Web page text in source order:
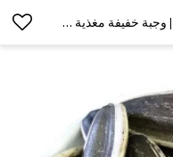
بذور دوار الشمس الصالحة للأكل | وجبة خفيفة مغذية | بيع بالجملة للشركات